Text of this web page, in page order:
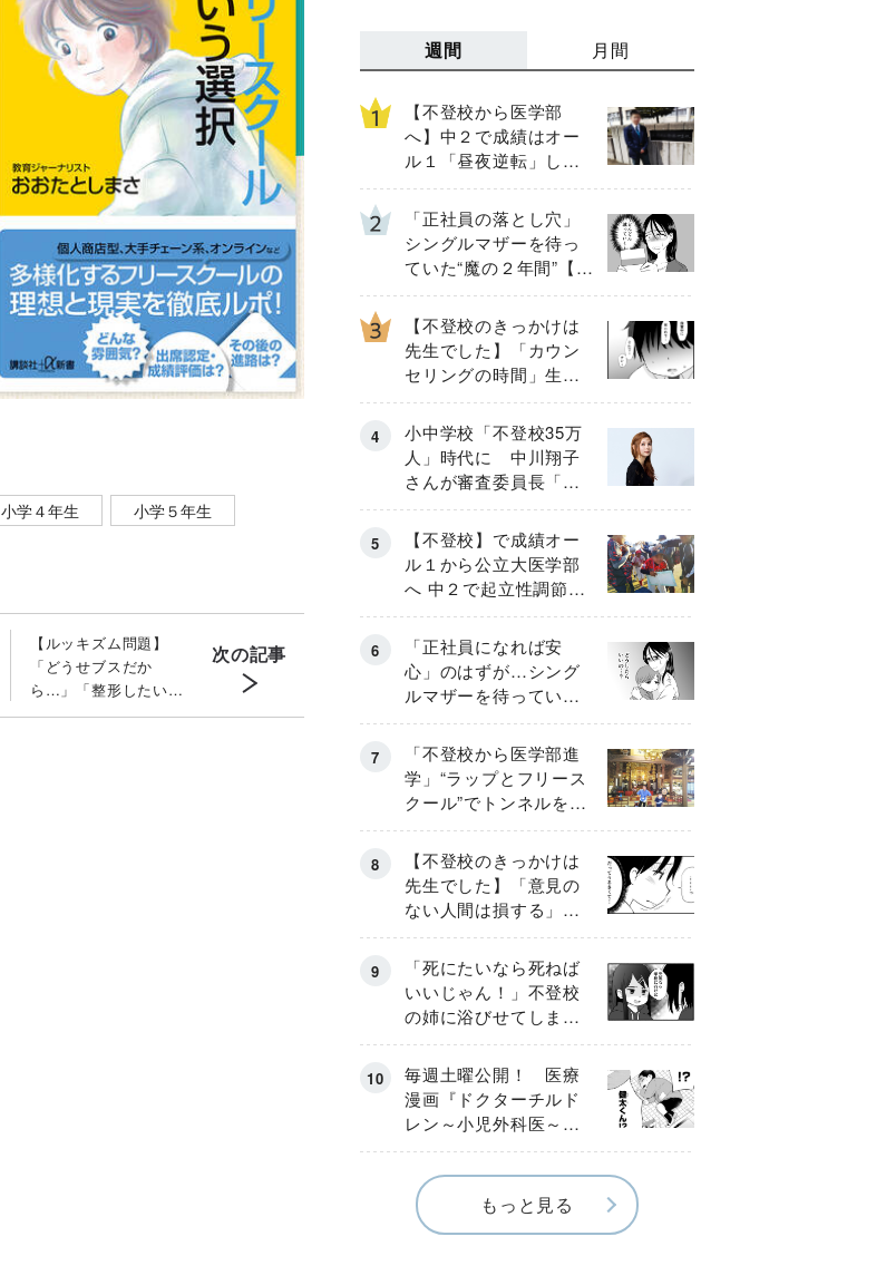
小学４年生
小学５年生
【ルッキズム問題】
「どうせブスだか
ら…」「整形したい」
と悩む我が子 親の答
次の記事
週間 月間
【不登校から医学部
へ】中２で成績はオー
ル１「昼夜逆転」した
わが子を”夜遊び”に連れ
出した母の気づき
「正社員の落とし穴」
シングルマザーを待っ
ていた“魔の２年間”【後
編】
【不登校のきっかけは
先生でした】「カウン
セリングの時間」生徒
の情報をバラしたの
は…《第２話》
小中学校「不登校35万
人」時代に 中川翔子
さんが審査委員長「不
登校生動画甲子園
2026」が開催
【不登校】で成績オー
ル１から公立大医学部
へ 中２で起立性調節障
害「治るまで３年」の
診断 そのとき母は
「正社員になれば安
心」のはずが…シング
ルマザーを待ってい
た“魔の２年間”【前編】
「不登校から医学部進
学」“ラップとフリース
クール”でトンネルを脱
して高校受験へ〔元野
球少年の実話〕
【不登校のきっかけは
先生でした】「意見の
ない人間は損する」担
任の一言が苦しみに…
《第１話》
「死にたいなら死ねば
いいじゃん！」不登校
の姉に浴びせてしまっ
た言葉【番外編・後
編】
毎週土曜公開！ 医療
漫画『ドクターチルド
レン～小児外科医～』
【Episode.４】
もっと見る